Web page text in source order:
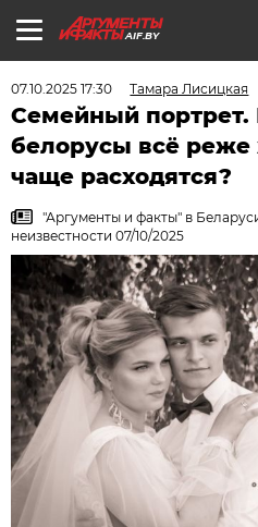
AIF.BY
07.10.2025 17:30 Тамара Лисицкая
Семейный портрет.
белорусы всё реже
чаще расходятся?
"Аргументы и факты" в
неизвестности 07/10/2025